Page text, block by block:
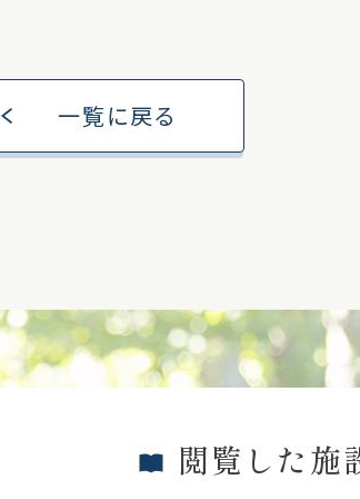
一覧に戻る
閲覧した施